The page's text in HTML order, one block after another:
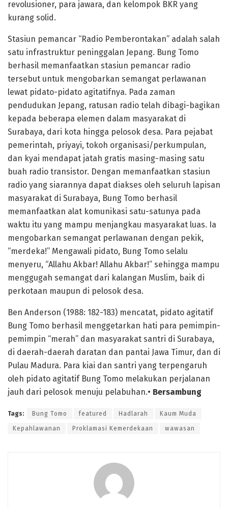
revolusioner, para jawara, dan kelompok BKR yang
kurang solid.
Stasiun pemancar “Radio Pemberontakan” adalah salah
satu infrastruktur peninggalan Jepang. Bung Tomo
berhasil memanfaatkan stasiun pemancar radio
tersebut untuk mengobarkan semangat perlawanan
lewat pidato-pidato agitatifnya. Pada zaman
pendudukan Jepang, ratusan radio telah dibagi-bagikan
kepada beberapa elemen dalam masyarakat di
Surabaya, dari kota hingga pelosok desa. Para pejabat
pemerintah, priyayi, tokoh organisasi/perkumpulan,
dan kyai mendapat jatah gratis masing-masing satu
buah radio transistor. Dengan memanfaatkan stasiun
radio yang siarannya dapat diakses oleh seluruh lapisan
masyarakat di Surabaya, Bung Tomo berhasil
memanfaatkan alat komunikasi satu-satunya pada
waktu itu yang mampu menjangkau masyarakat luas. Ia
mengobarkan semangat perlawanan dengan pekik,
“merdeka!” Mengawali pidato, Bung Tomo selalu
menyeru, “Allahu Akbar! Allahu Akbar!” sehingga mampu
menggugah semangat dari kalangan Muslim, baik di
perkotaan maupun di pelosok desa.
Ben Anderson (1988: 182-183) mencatat, pidato agitatif
Bung Tomo berhasil menggetarkan hati para pemimpin-
pemimpin “merah” dan masyarakat santri di Surabaya,
di daerah-daerah daratan dan pantai Jawa Timur, dan di
Pulau Madura. Para kiai dan santri yang terpengaruh
oleh pidato agitatif Bung Tomo melakukan perjalanan
jauh dari pelosok menuju pelabuhan.• Bersambung
Tags: Bung Tomo featured Hadlarah Kaum Muda
Kepahlawanan Proklamasi Kemerdekaan wawasan